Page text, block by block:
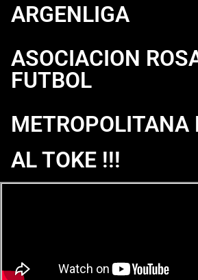
ARGENLIGA
ASOCIACION
FUTBOL
METROPOLITANA
AL TOKE !!!